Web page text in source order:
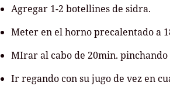
Agregar 1-2 botellines de sidra.
Meter en el horno precalentado a
MIrar al cabo de 20min. pinchando
Ir regando con su jugo de vez en